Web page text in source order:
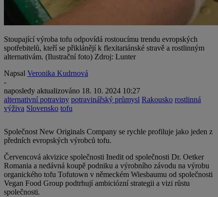
Stoupající výroba tofu odpovídá rostoucímu trendu evropských
spotřebitelů, kteří se přiklánějí k flexitariánské stravě a rostlinným
alternativám. (Ilustrační foto) Zdroj: Lunter
Napsal Veronika Kudrnová
-
naposledy aktualizováno 18. 10. 2024 10:27
alternativní potraviny potravinářský průmysl Rakousko rostlinná
výživa Slovensko tofu
Společnost New Originals Company se rychle profiluje jako jeden z
předních evropských výrobců tofu.
Červencová akvizice společnosti Inedit od společnosti Dr. Oetker
Romania a nedávná koupě podniku a výrobního závodu na výrobu
organického tofu Tofutown v německém Wiesbaumu od společnosti
Vegan Food Group podtrhují ambiciózní strategii a vizi růstu
společnosti.